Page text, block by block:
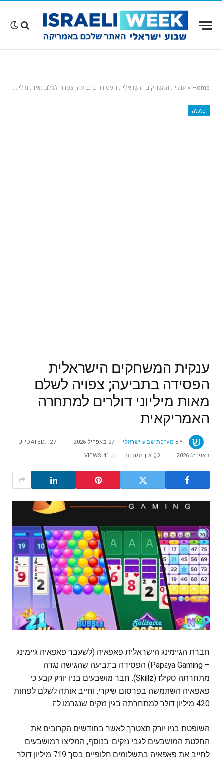
Home
» ענקית המשחקים הישראלית הפסידה בתביעה; צפויה לשלם מאות מיליוני דולרים למתחרה האמריקאית
כלכלה
ענקית המשחקים הישראלית
הפסידה בתביעה; צפויה לשלם
מאות מיליוני דולרים למתחרה
האמריקאית
BY מערכת שבוע ישראלי 27 באפריל 2026 UPDATED: 27
באפריל 2026 אין תגובות 41
VIEWS
חברת הגיימינג הישראלית פאפאיה (לשעבר פאפאיה גיימינג
– Papaya Gaming) הפסידה בתביעה שהגישה נגדה
מתחרתה סקילז (Skillz). חבר מושבעים בניו יורק קבע כי
פאפאיה השתמשה בפרסום שיקרי, וחייב אותה לשלם לפחות
420 מיליון דולר למתחרתה בגין נזקים שנגרמו לה.
השופטת בניו יורק תצטרך לאשר בחודשים הקרובים את
החלטת המושבעים לגבי נזקים. בנוסף, המליצו המושבעים
לחייב את פאפאיה בתשלומים חלופיים בסך 719 מיליון דולר